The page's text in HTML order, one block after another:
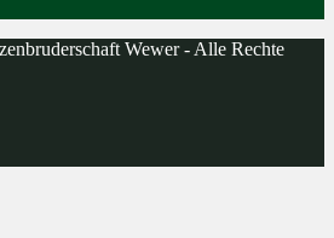
Wewer - Alle Rechte